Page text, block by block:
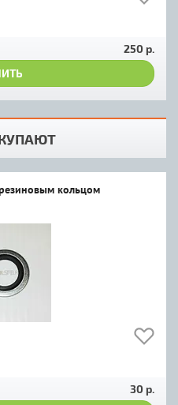
250 р.
кольцом
30 р.